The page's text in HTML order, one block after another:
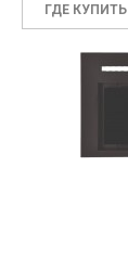
ГДЕ КУПИТЬ